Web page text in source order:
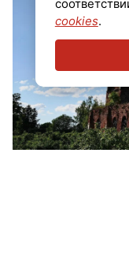
cookies.